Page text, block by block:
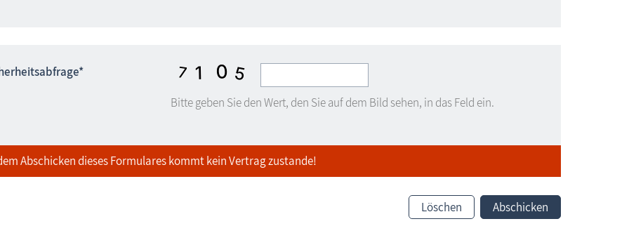
Bitte geben Sie den Wert, den Sie auf dem Bild sehen, in das Feld ein.
Abschicken dieses Formulares kommt kein Vertrag zustande!
Löschen Abschicken